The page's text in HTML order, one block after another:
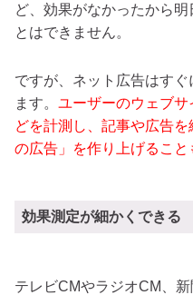
ど、効果がなかったから
とはできません。
ですが、ネット広告はす
ます。 ユーザーのウェブ
どを計測し、記事や広告
の広告」を作り上げること
効果測定が細かくできる
テレビCMやラジオCM、